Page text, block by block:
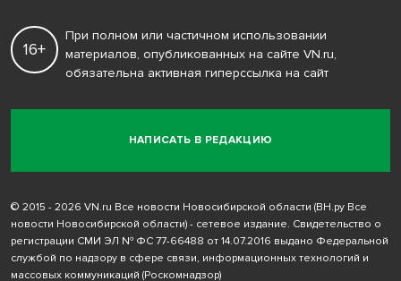
НАПИСАТЬ В РЕДАКЦИЮ
16+
При полном или частичном использовании
материалов, опубликованных на сайте VN.ru,
обязательна активная гиперссылка на сайт
© 2015 - 2026 VN.ru Все новости Новосибирской области (ВН.ру Все
новости Новосибирской области) - сетевое издание. Свидетельство о
регистрации СМИ ЭЛ № ФС 77-66488 от 14.07.2016 выдано Федеральной
службой по надзору в сфере связи, информационных технологий и
массовых коммуникаций (Роскомнадзор)